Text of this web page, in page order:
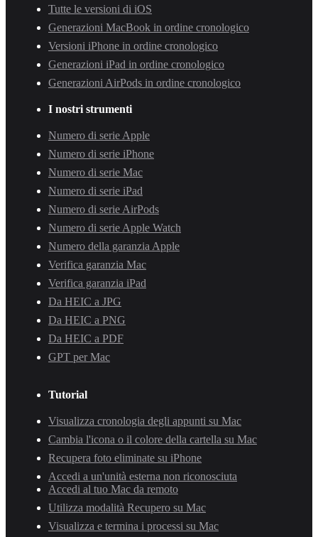
Tutte le versioni di iOS
Generazioni MacBook in ordine cronologico
Versioni iPhone in ordine cronologico
Generazioni iPad in ordine cronologico
Generazioni AirPods in ordine cronologico
I nostri strumenti
Numero di serie Apple
Numero di serie iPhone
Numero di serie Mac
Numero di serie iPad
Numero di serie AirPods
Numero di serie Apple Watch
Numero della garanzia Apple
Verifica garanzia Mac
Verifica garanzia iPad
Da HEIC a JPG
Da HEIC a PNG
Da HEIC a PDF
GPT per Mac
Tutorial
Visualizza cronologia degli appunti su Mac
Cambia l'icona o il colore della cartella su Mac
Recupera foto eliminate su iPhone
Accedi a un'unità esterna non riconosciuta
Accedi al tuo Mac da remoto
Utilizza modalità Recupero su Mac
Visualizza e termina i processi su Mac